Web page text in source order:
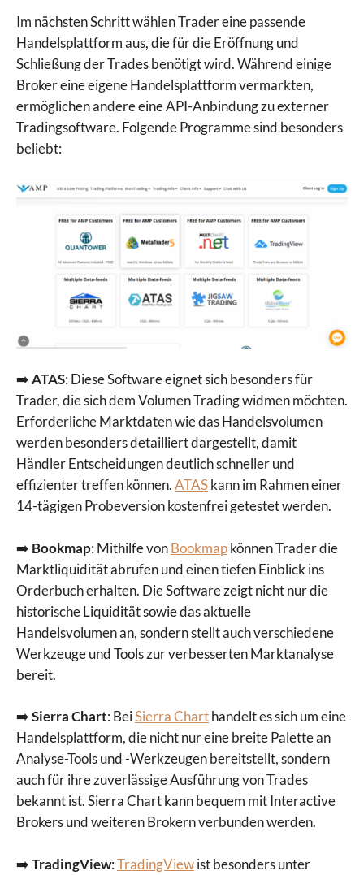
Im nächsten Schritt wählen Trader eine passende
Handelsplattform aus, die für die Eröffnung und
Schließung der Trades benötigt wird. Während einige
Broker eine eigene Handelsplattform vermarkten,
ermöglichen andere eine API-Anbindung zu externer
Tradingsoftware. Folgende Programme sind besonders
beliebt:
➡️ATAS: Diese Software eignet sich besonders für
Trader, die sich dem Volumen Trading widmen möchten.
Erforderliche Marktdaten wie das Handelsvolumen
werden besonders detailliert dargestellt, damit
Händler Entscheidungen deutlich schneller und
effizienter treffen können.ATASkann im Rahmen einer
14-tägigen Probeversion kostenfrei getestet werden.
➡️ Bookmap: Mithilfe vonBookmapkönnen Trader die
Marktliquidität abrufen und einen tiefen Einblick ins
Orderbuch erhalten. Die Software zeigt nicht nur die
historische Liquidität sowie das aktuelle
Handelsvolumen an, sondern stellt auch verschiedene
Werkzeuge und Tools zur verbesserten Marktanalyse
bereit.
➡️Sierra Chart: BeiSierra Charthandelt es sich um eine
Handelsplattform, die nicht nur eine breite Palette an
Analyse-Tools und -Werkzeugen bereitstellt, sondern
auch für ihre zuverlässige Ausführung von Trades
bekannt ist. Sierra Chart kann bequem mit Interactive
Brokers und weiteren Brokern verbunden werden.
➡️TradingView:TradingViewist besonders unter